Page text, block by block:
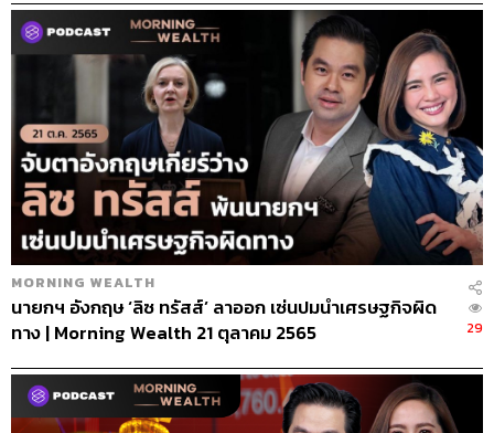
MORNING WEALTH
นายกฯ อังกฤษ ‘ลิซ ทรัสส์’ ลาออก เซ่นปมนำเศรษฐกิจผิด
ทาง | Morning Wealth 21 ตุลาคม 2565
29